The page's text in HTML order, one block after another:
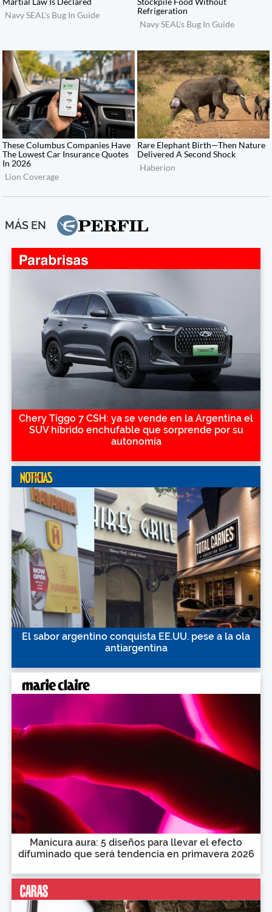
MÁS EN
Chery Tiggo 7 CSH: ya se vende en la Argentina el
SUV híbrido enchufable que sorprende por su
autonomía
El sabor argentino conquista EE.UU. pese a la ola
antiargentina
Manicura aura: 5 diseños para llevar el efecto
difuminado que será tendencia en primavera 2026